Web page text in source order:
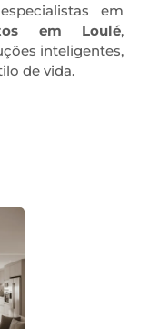
em
em Loulé,
inteligentes,
de vida.